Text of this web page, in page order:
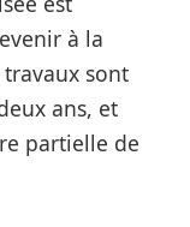
à la
sont
ans, et
partielle de